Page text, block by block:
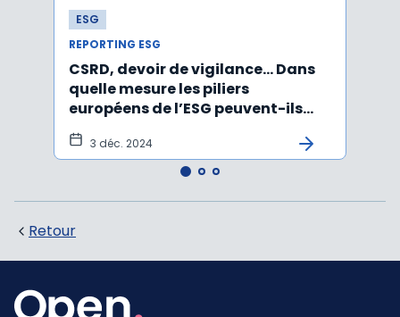
ESG
REPORTING ESG
CSRD, devoir de vigilance… Dans
quelle mesure les piliers
européens de l’ESG peuvent-ils
être rabotés ?
3 déc. 2024
Retour